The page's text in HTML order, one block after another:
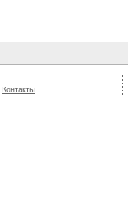
Контакты